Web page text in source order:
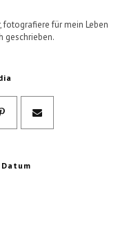
fotografiere für mein Leben
geschrieben.